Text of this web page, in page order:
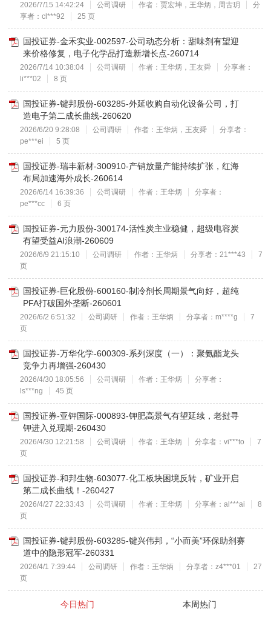
2026/7/15 14:42:24 公司调研 作者：贾宏坤，王华炳，周古玥
分
享者：cl***92
25 页
国投证券-金禾实业-002597-公司动态分析：甜味剂有望迎
来价格修复，电子化学品打造新增长点-260714
2026/7/14 10:38:04 公司调研 作者：王华炳，王友舜
分享者：
li***02
8 页
国投证券-键邦股份-603285-外延收购自动化设备公司，打
造电子第二成长曲线-260620
2026/6/20 9:28:08 公司调研 作者：王华炳，王友舜
分享者：
pe***ei
5 页
国投证券-瑞丰新材-300910-产销放量产能持续扩张，红海
布局加速海外成长-260614
2026/6/14 16:39:36 公司调研 作者：王华炳
分享者：
pe***cc
6 页
国投证券-元力股份-300174-活性炭主业稳健，超级电容炭
有望受益AI浪潮-260609
2026/6/9 21:15:10 公司调研 作者：王华炳 分享者：21***43
7
页
国投证券-巨化股份-600160-制冷剂长周期景气向好，超纯
PFA打破国外垄断-260601
2026/6/2 6:51:32 公司调研 作者：王华炳 分享者：m****g
7
页
国投证券-万华化学-600309-系列深度（一）：聚氨酯龙头
竞争力再增强-260430
2026/4/30 18:05:56 公司调研 作者：王华炳
分享者：
ls***ng
45 页
国投证券-亚钾国际-000893-钾肥高景气有望延续，老挝寻
钾进入兑现期-260430
2026/4/30 12:21:58 公司调研 作者：王华炳 分享者：vi***to
7
页
国投证券-和邦生物-603077-化工板块困境反转，矿业开启
第二成长曲线！-260427
2026/4/27 22:33:43 公司调研 作者：王华炳 分享者：al***ai
8
页
国投证券-键邦股份-603285-键兴伟邦，“小而美”环保助剂赛
道中的隐形冠军-260331
2026/4/1 7:39:44 公司调研 作者：王华炳 分享者：z4***01
27
页
今日热门 本周热门